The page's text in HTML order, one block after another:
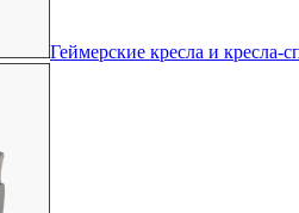
Геймерские кресла и кресла-